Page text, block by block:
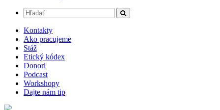
Kontakty
Ako pracujeme
Stáž
Etický kódex
Donori
Podcast
Workshopy
Dajte nám tip